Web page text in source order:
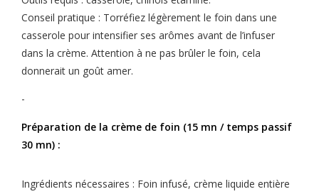
Conseil pratique : Torréfiez légèrement le foin dans une
casserole pour intensifier ses arômes avant de l’infuser
dans la crème. Attention à ne pas brûler le foin, cela
donnerait un goût amer.
-
Préparation de la crème de foin (15 mn / temps passif
30 mn) :
Ingrédients nécessaires : Foin infusé, crème liquide entière